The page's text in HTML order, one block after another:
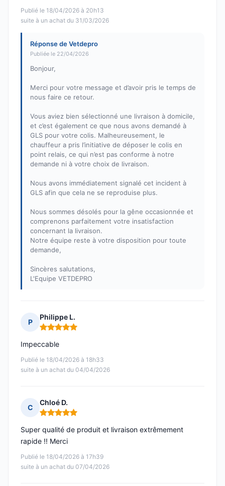
Publié le 18/04/2026 à 20h13
suite à un achat du 31/03/2026
Réponse de Vetdepro
Publiée le 22/04/2026
Bonjour,
Merci pour votre message et d’avoir pris le temps de
nous faire ce retour.
Vous aviez bien sélectionné une livraison à domicile,
et c’est également ce que nous avons demandé à
GLS pour votre colis. Malheureusement, le
chauffeur a pris l’initiative de déposer le colis en
point relais, ce qui n’est pas conforme à notre
demande ni à votre choix de livraison.
Nous avons immédiatement signalé cet incident à
GLS afin que cela ne se reproduise plus.
Nous sommes désolés pour la gêne occasionnée et
comprenons parfaitement votre insatisfaction
concernant la livraison.
Notre équipe reste à votre disposition pour toute
demande,
Sincères salutations,
L'Equipe VETDEPRO
P
Philippe L.
Note : 5 sur 5
Publié le 18/04/2026 à 18h33
suite à un achat du 04/04/2026
Impeccable
C
Chloé D.
Note : 5 sur 5
Publié le 18/04/2026 à 17h39
suite à un achat du 07/04/2026
Super qualité de produit et livraison extrêmement
rapide !! Merci